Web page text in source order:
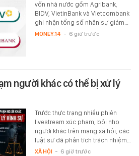
vốn nhà nước gồm Agribank,
BIDV, VietinBank và Vietcombank
ghi nhận tổng số nhân sự giảm…
MONEY.14 - 6 giờ trước
người khác có thể bị xử lý
Trước thực trạng nhiều phiên
livestream xúc phạm, bôi nhọ
người khác trên mạng xã hội, các
luật sư đã phân tích trách nhiệm…
XÃ HỘI - 6 giờ trước